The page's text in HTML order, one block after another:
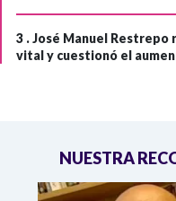
3 .José Manuel Restrepo
vital y cuestionó el
NUESTRA